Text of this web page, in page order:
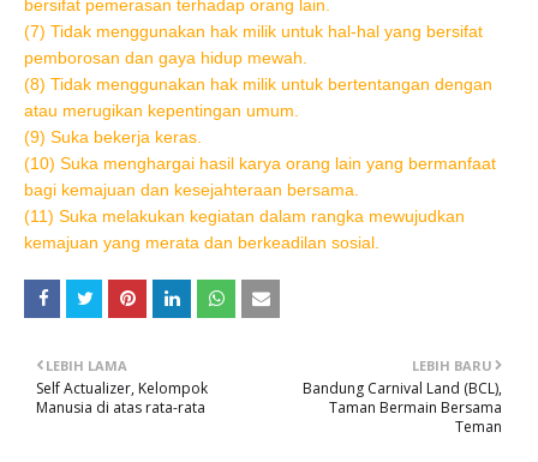
bersifat pemerasan terhadap orang lain.
(7) Tidak menggunakan hak milik untuk hal-hal yang bersifat
pemborosan dan gaya hidup mewah.
(8) Tidak menggunakan hak milik untuk bertentangan dengan
atau merugikan kepentingan umum.
(9) Suka bekerja keras.
(10) Suka menghargai hasil karya orang lain yang bermanfaat
bagi kemajuan dan kesejahteraan bersama.
(11) Suka melakukan kegiatan dalam rangka mewujudkan
kemajuan yang merata dan berkeadilan sosial.
LEBIH BARU
Bandung Carnival Land (BCL),
Taman Bermain Bersama
Teman
LEBIH LAMA
Self Actualizer, Kelompok
Manusia di atas rata-rata